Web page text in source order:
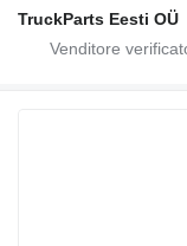
TruckParts Eesti OÜ